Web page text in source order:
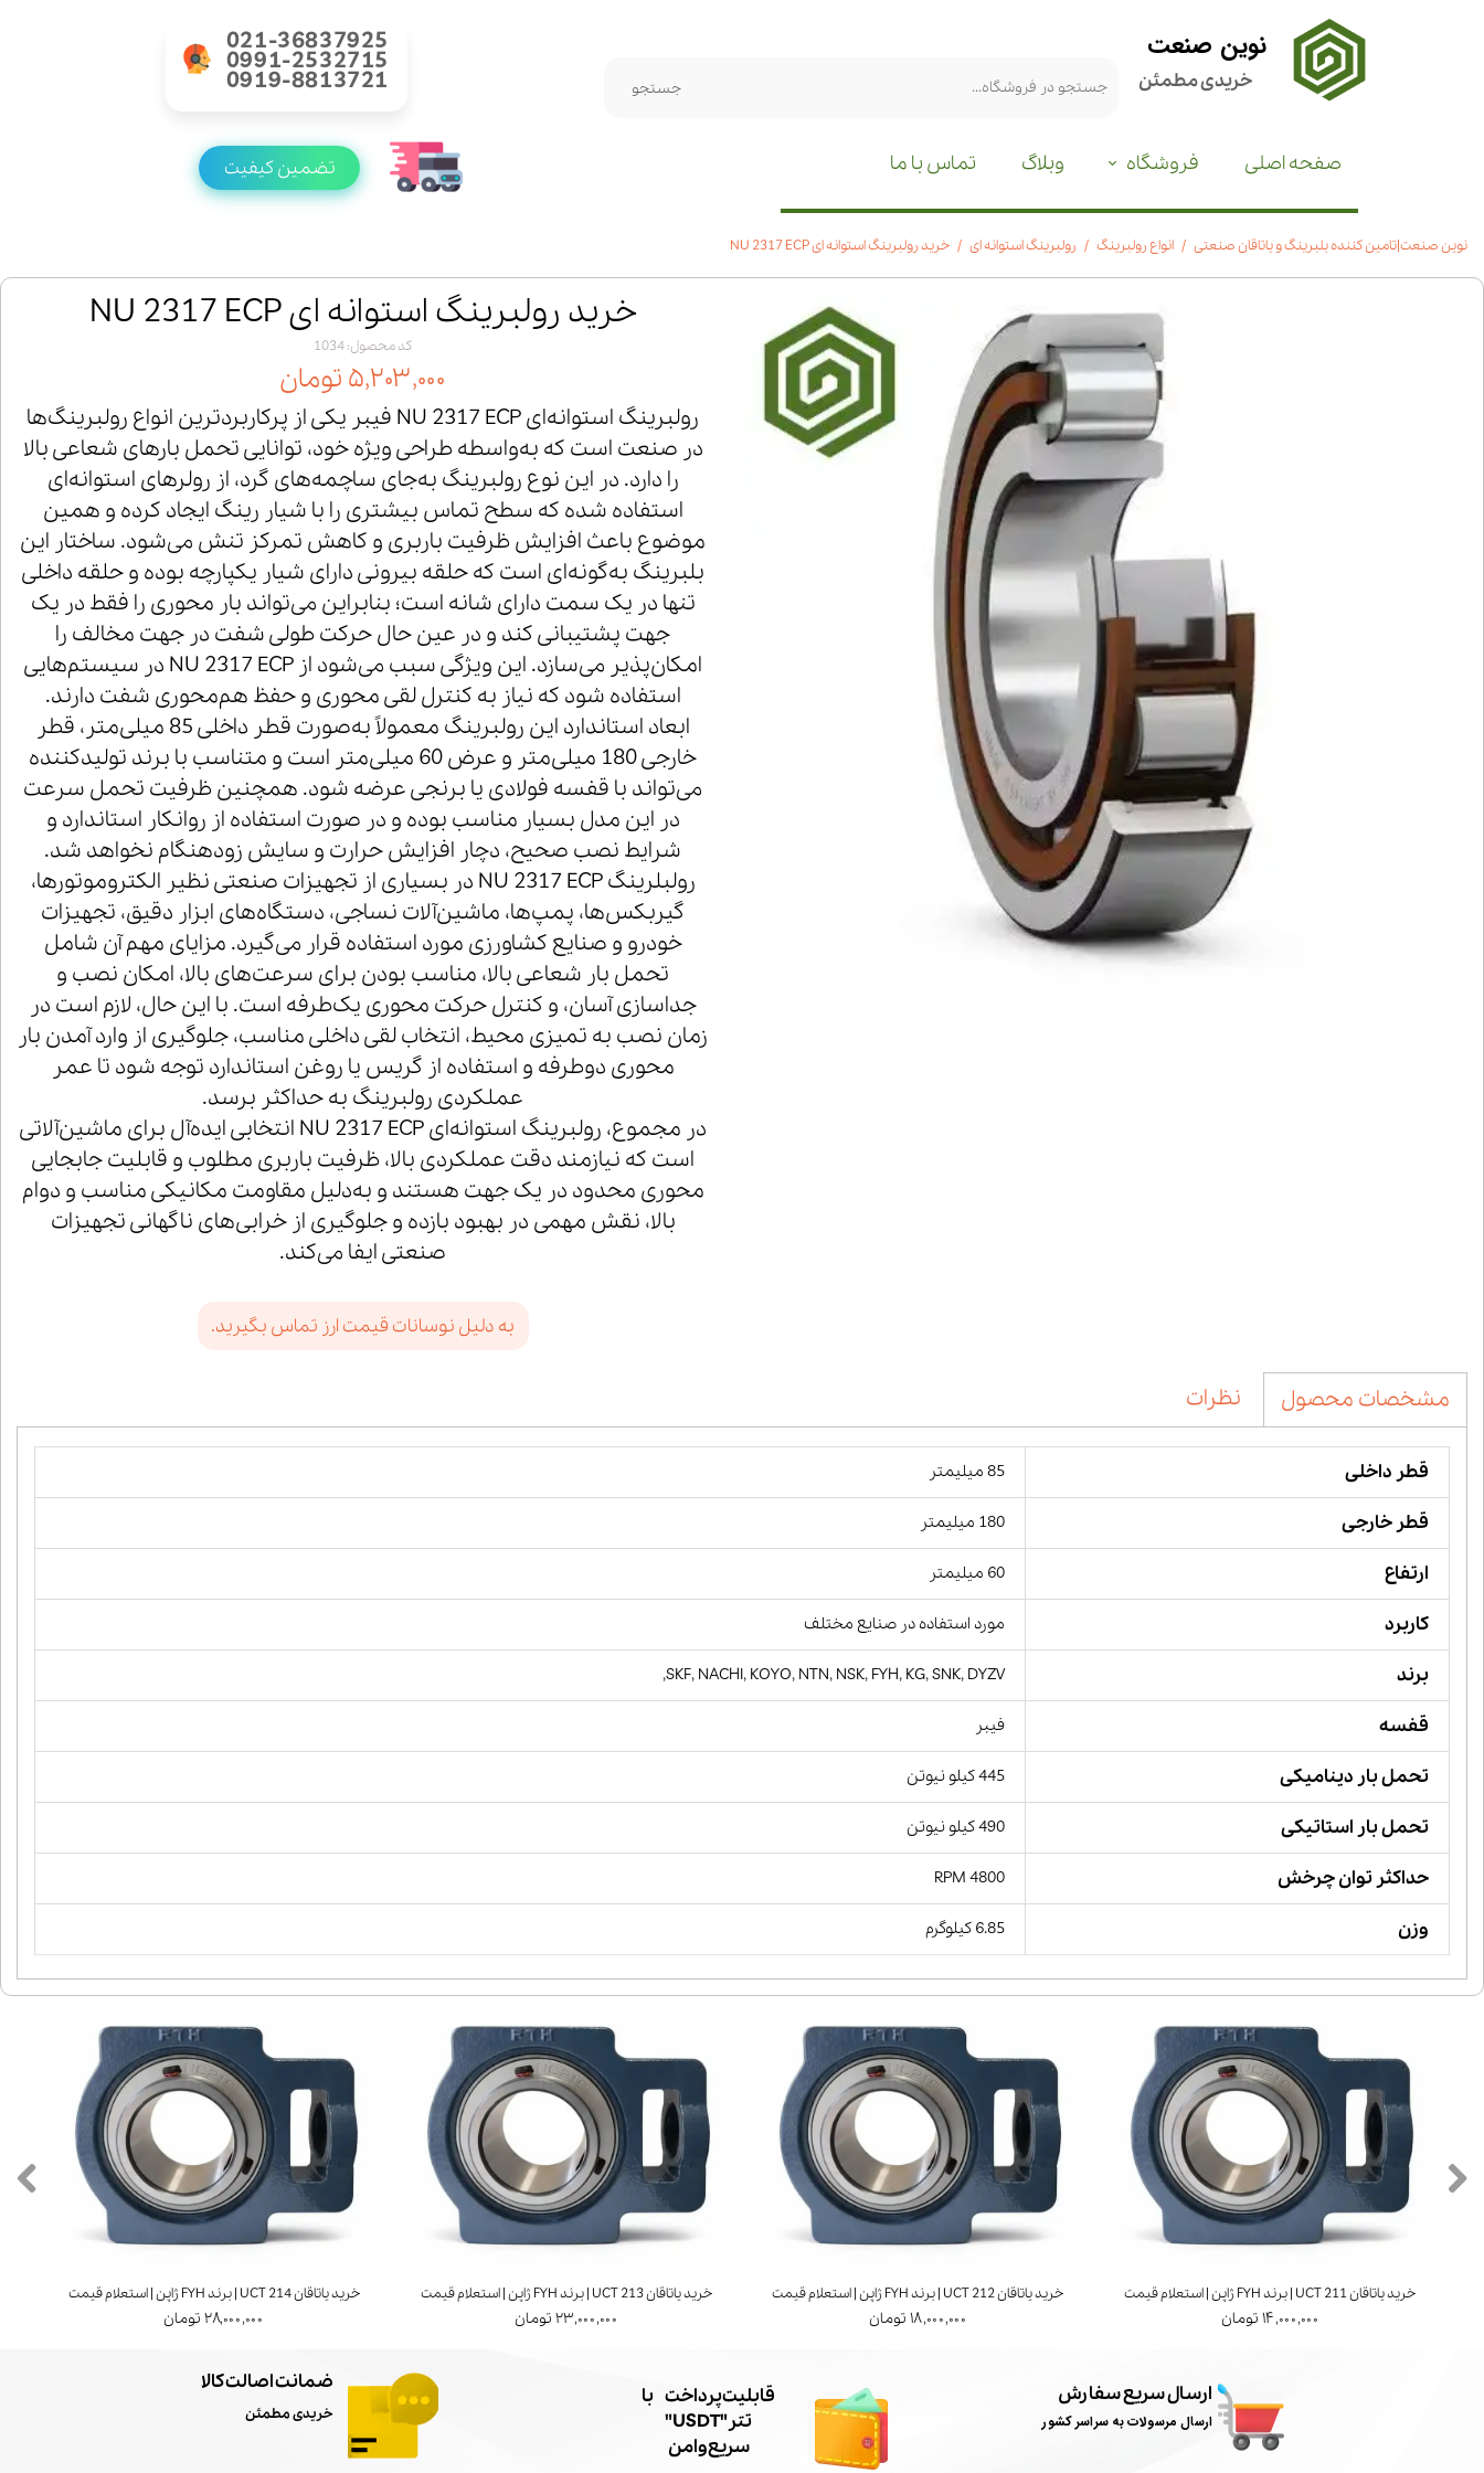
نوین صنعت
خریدی مطمئن
021-36837925
0991-2532715
0919-8813721 جستجو
تضمین کیفیت صفحه اصلی فروشگاه وبلاگ تماس با ما
نوین صنعت|تامین کننده بلبرینگ و یاتاقان صنعتی انواع رولبرینگ رولبرینگ استوانه ای خرید رولبرینگ استوانه ای NU 2317 ECP
خرید رولبرینگ استوانه ای NU 2317 ECP
کد محصول: 1034
۵,۲۰۳,۰۰۰ تومان
رولبرینگ استوانه‌ای NU 2317 ECP فیبر یکی از پرکاربردترین انواع رولبرینگ‌ها
در صنعت است که به‌واسطه طراحی ویژه خود، توانایی تحمل بارهای شعاعی بالا
را دارد. در این نوع رولبرینگ به‌جای ساچمه‌های گرد، از رولرهای استوانه‌ای
استفاده شده که سطح تماس بیشتری را با شیار رینگ ایجاد کرده و همین
موضوع باعث افزایش ظرفیت باربری و کاهش تمرکز تنش می‌شود. ساختار این
بلبرینگ به‌گونه‌ای است که حلقه بیرونی دارای شیار یکپارچه بوده و حلقه داخلی
تنها در یک سمت دارای شانه است؛ بنابراین می‌تواند بار محوری را فقط در یک
جهت پشتیبانی کند و در عین حال حرکت طولی شفت در جهت مخالف را
امکان‌پذیر می‌سازد. این ویژگی سبب می‌شود از NU 2317 ECP در سیستم‌هایی
استفاده شود که نیاز به کنترل لقی محوری و حفظ هم‌محوری شفت دارند.
ابعاد استاندارد این رولبرینگ معمولاً به‌صورت قطر داخلی 85 میلی‌متر، قطر
خارجی 180 میلی‌متر و عرض 60 میلی‌متر است و متناسب با برند تولیدکننده
می‌تواند با قفسه فولادی یا برنجی عرضه شود. همچنین ظرفیت تحمل سرعت
در این مدل بسیار مناسب بوده و در صورت استفاده از روانکار استاندارد و
شرایط نصب صحیح، دچار افزایش حرارت و سایش زودهنگام نخواهد شد.
رولبلرینگ NU 2317 ECP در بسیاری از تجهیزات صنعتی نظیر الکتروموتورها،
گیربکس‌ها، پمپ‌ها، ماشین‌آلات نساجی، دستگاه‌های ابزار دقیق، تجهیزات
خودرو و صنایع کشاورزی مورد استفاده قرار می‌گیرد. مزایای مهم آن شامل
تحمل بار شعاعی بالا، مناسب بودن برای سرعت‌های بالا، امکان نصب و
جداسازی آسان، و کنترل حرکت محوری یک‌طرفه است. با این حال، لازم است در
زمان نصب به تمیزی محیط، انتخاب لقی داخلی مناسب، جلوگیری از وارد آمدن بار
محوری دوطرفه و استفاده از گریس یا روغن استاندارد توجه شود تا عمر
عملکردی رولبرینگ به حداکثر برسد.
در مجموع، رولبرینگ استوانه‌ای NU 2317 ECP انتخابی ایده‌آل برای ماشین‌آلاتی
است که نیازمند دقت عملکردی بالا، ظرفیت باربری مطلوب و قابلیت جابجایی
محوری محدود در یک جهت هستند و به‌دلیل مقاومت مکانیکی مناسب و دوام
بالا، نقش مهمی در بهبود بازده و جلوگیری از خرابی‌های ناگهانی تجهیزات
صنعتی ایفا می‌کند.
به دلیل نوسانات قیمت ارز تماس بگیرید.
مشخصات محصول نظرات
قطر داخلی 85 میلیمتر
قطر خارجی 180 میلیمتر
ارتفاع 60 میلیمتر
کاربرد مورد استفاده در صنایع مختلف
برند SKF, NACHI, KOYO, NTN, NSK, FYH, KG, SNK, DYZV,
قفسه فیبر
تحمل بار دینامیکی 445 کیلو نیوتن
تحمل بار استاتیکی 490 کیلو نیوتن
حداکثر توان چرخش 4800 RPM
وزن 6.85 کیلوگرم
خرید پوسته یاتاقان UCP 220 | استعلام قیمت
۲,۳۰۰,۰۰۰ تومان
خرید پوسته یاتاقان UCP 218 | استعلام قیمت
۱,۸۰۰,۰۰۰ تومان
خرید پوسته یاتاقان UCP 217 | استعلام قیمت
۱,۵۰۰,۰۰۰ تومان
خرید پوسته یاتاقان UCP 216 | استعلام قیمت
۱,۳۰۰,۰۰۰ تومان
ارسال سریع سفارش
ارسال مرسولات به سراسر کشور
ضمانت اصالت کالا
خریدی مطمئن
​قابلیت پرداخت با
تتر"USDT"
سریع و امن